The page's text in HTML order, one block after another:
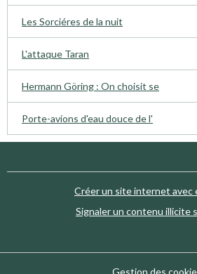
Les Sorciéres de la nuit
L'attaque Taran
Hermann Göring : On choisit se
Porte-avions d'eau douce de l'
Créer un site internet avec
Signaler un contenu illicite
Gestion des